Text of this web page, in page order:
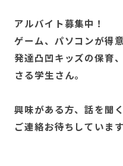
アルバイト募集中！
ゲーム、パソコンが得
発達凸凹キッズの保育
さる学生さん。
興味がある方、話を聞
ご連絡お待ちしていま